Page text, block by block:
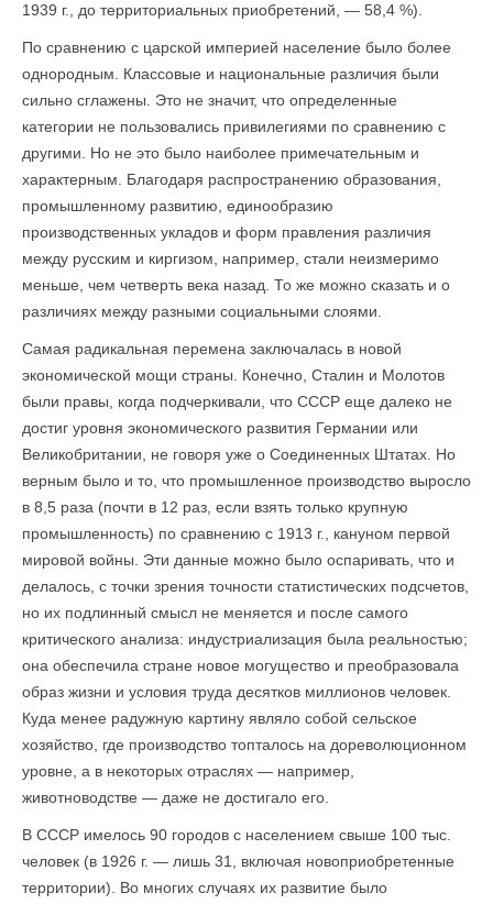
1939 г., до территориальных приобретений, — 58,4 %).
По сравнению с царской империей население было более
однородным. Классовые и национальные различия были
сильно сглажены. Это не значит, что определенные
категории не пользовались привилегиями по сравнению с
другими. Но не это было наиболее примечательным и
характерным. Благодаря распространению образования,
промышленному развитию, единообразию
производственных укладов и форм правления различия
между русским и киргизом, например, стали неизмеримо
меньше, чем четверть века назад. То же можно сказать и о
различиях между разными социальными слоями.
Самая радикальная перемена заключалась в новой
экономической мощи страны. Конечно, Сталин и Молотов
были правы, когда подчеркивали, что СССР еще далеко не
достиг уровня экономического развития Германии или
Великобритании, не говоря уже о Соединенных Штатах. Но
верным было и то, что промышленное производство выросло
в 8,5 раза (почти в 12 раз, если взять только крупную
промышленность) по сравнению с 1913 г., кануном первой
мировой войны. Эти данные можно было оспаривать, что и
делалось, с точки зрения точности статистических подсчетов,
но их подлинный смысл не меняется и после самого
критического анализа: индустриализация была реальностью;
она обеспечила стране новое могущество и преобразовала
образ жизни и условия труда десятков миллионов человек.
Куда менее радужную картину являло собой сельское
хозяйство, где производство топталось на дореволюционном
уровне, а в некото­рых отраслях — например,
животноводстве — даже не достигало его.
В СССР имелось 90 городов с населением свыше 100 тыс.
человек (в 1926 г. — лишь 31, включая новоприобретенные
территории). Во многих случаях их развитие было